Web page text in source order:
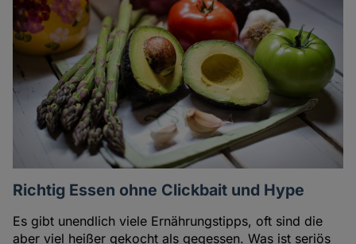
Richtig Essen ohne Clickbait und Hype
Es gibt unendlich viele Ernährungstipps, oft sind die
aber viel heißer gekocht als gegessen. Was ist seriös